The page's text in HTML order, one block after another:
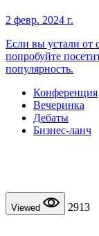
2 февр. 2024 г.
Если вы устали
попробуйте
популярность.
Конференция
Вечеринка
Дебаты
Бизнес-ланч
Viewed 2913